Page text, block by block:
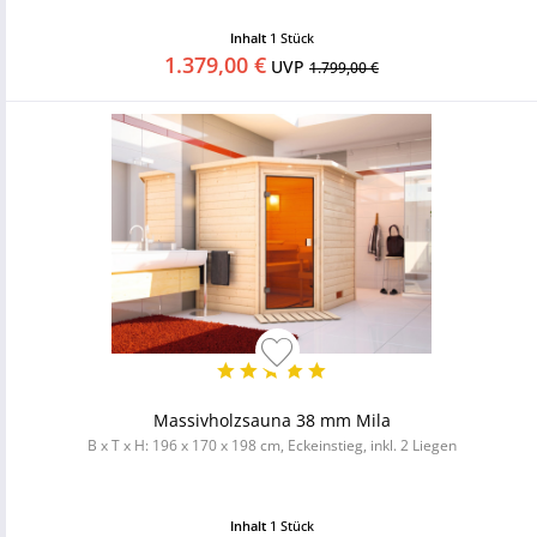
Inhalt 1 Stück
1.379,00 € UVP 1.799,00 €
Massivholzsauna 38 mm Mila
B x T x H: 196 x 170 x 198 cm, Eckeinstieg, inkl. 2 Liegen
Inhalt 1 Stück